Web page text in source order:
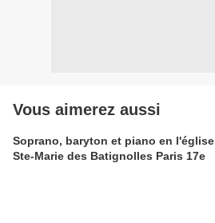
Vous aimerez aussi
Soprano, baryton et piano en l'église
Ste-Marie des Batignolles Paris 17e